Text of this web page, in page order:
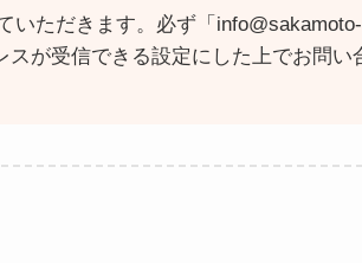
いただきます。必ず「info@sakamoto-
スが受信できる設定にした上でお問い